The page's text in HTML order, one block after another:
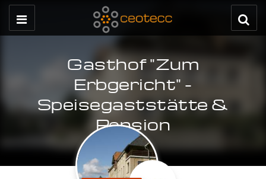
Gasthof "Zum
Erbgericht" -
Speisegaststätte &
Pension